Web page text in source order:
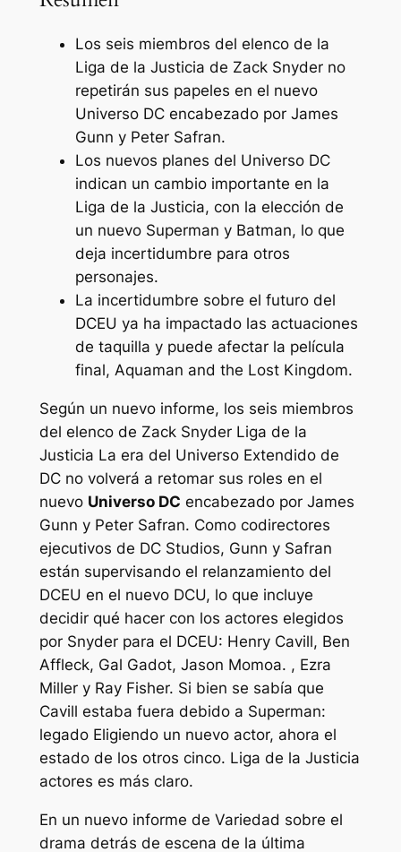
Los seis miembros del elenco de la
Liga de la Justicia de Zack Snyder no
repetirán sus papeles en el nuevo
Universo DC encabezado por James
Gunn y Peter Safran.
Los nuevos planes del Universo DC
indican un cambio importante en la
Liga de la Justicia, con la elección de
un nuevo Superman y Batman, lo que
deja incertidumbre para otros
personajes.
La incertidumbre sobre el futuro del
DCEU ya ha impactado las actuaciones
de taquilla y puede afectar la película
final, Aquaman and the Lost Kingdom.
Según un nuevo informe, los seis miembros
del elenco de Zack Snyder Liga de la
Justicia La era del Universo Extendido de
DC no volverá a retomar sus roles en el
nuevo Universo DC encabezado por James
Gunn y Peter Safran. Como codirectores
ejecutivos de DC Studios, Gunn y Safran
están supervisando el relanzamiento del
DCEU en el nuevo DCU, lo que incluye
decidir qué hacer con los actores elegidos
por Snyder para el DCEU: Henry Cavill, Ben
Affleck, Gal Gadot, Jason Momoa. , Ezra
Miller y Ray Fisher. Si bien se sabía que
Cavill estaba fuera debido a Superman:
legadoEligiendo un nuevo actor, ahora el
estado de los otros cinco. Liga de la Justicia
actores es más claro.
En un nuevo informe de Variedad sobre el
drama detrás de escena de la última